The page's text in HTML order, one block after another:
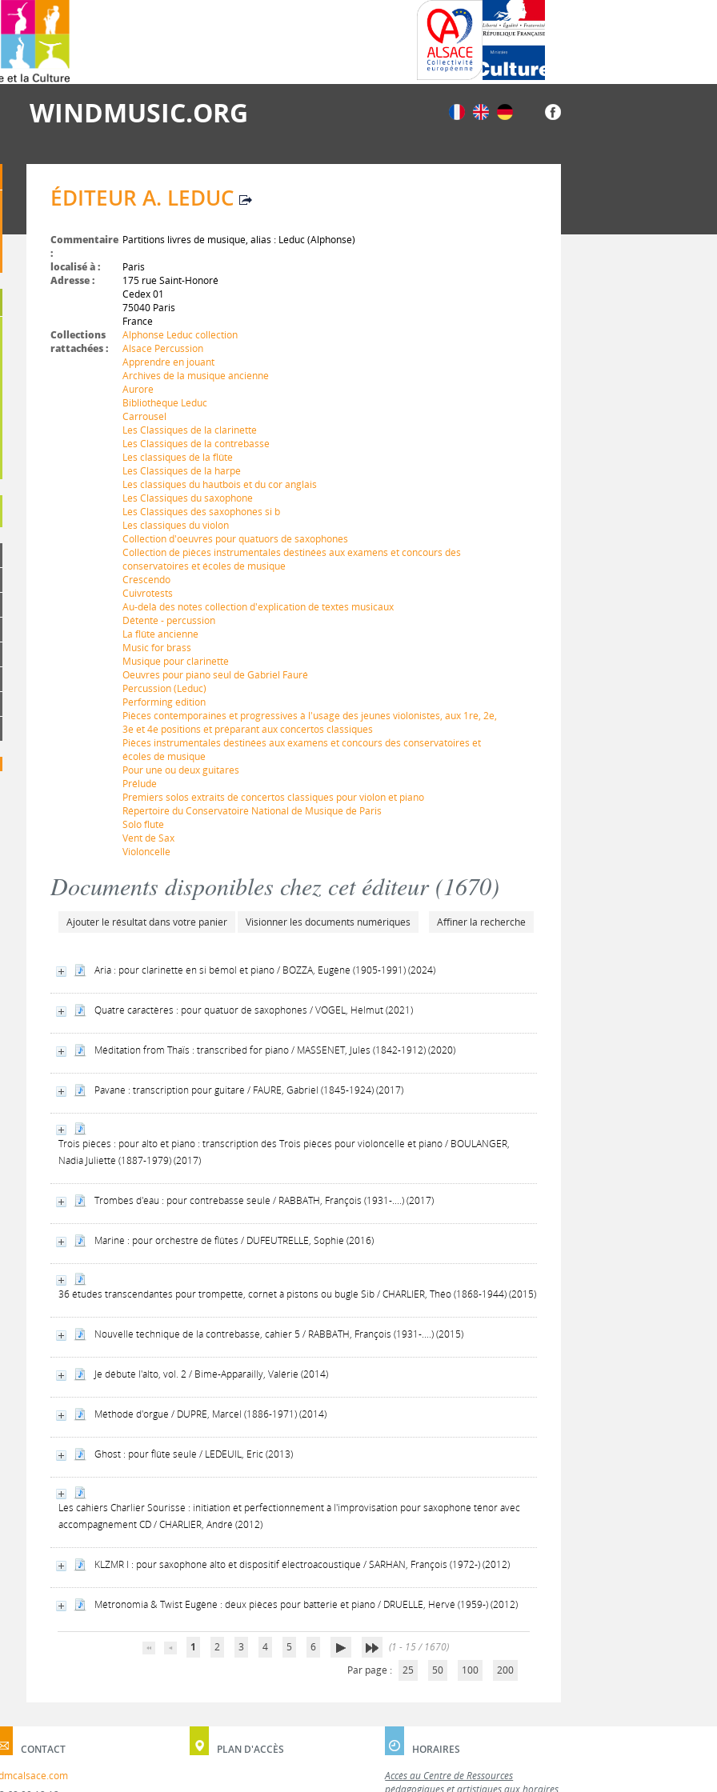
WINDMUSIC.ORG
ÉDITEUR A. LEDUC
Commentaire
:
Partitions livres de musique, alias : Leduc (Alphonse)
localisé à :
Paris
Adresse :
175 rue Saint-Honoré
Cedex 01
75040 Paris
France
Collections
rattachées :
Alphonse Leduc collection
Alsace Percussion
Apprendre en jouant
Archives de la musique ancienne
Aurore
Bibliothèque Leduc
Carrousel
Les Classiques de la clarinette
Les Classiques de la contrebasse
Les classiques de la flûte
Les Classiques de la harpe
Les classiques du hautbois et du cor anglais
Les Classiques du saxophone
Les Classiques des saxophones si b
Les classiques du violon
Collection d'oeuvres pour quatuors de saxophones
Collection de pièces instrumentales destinées aux examens et concours des
conservatoires et écoles de musique
Crescendo
Cuivrotests
Au-delà des notes collection d'explication de textes musicaux
Détente - percussion
La flûte ancienne
Music for brass
Musique pour clarinette
Oeuvres pour piano seul de Gabriel Fauré
Percussion (Leduc)
Performing edition
Pièces contemporaines et progressives à l'usage des jeunes violonistes, aux 1re, 2e,
3e et 4e positions et préparant aux concertos classiques
Pièces instrumentales destinées aux examens et concours des conservatoires et
écoles de musique
Pour une ou deux guitares
Prélude
Premiers solos extraits de concertos classiques pour violon et piano
Répertoire du Conservatoire National de Musique de Paris
Solo flute
Vent de Sax
Violoncelle
Documents disponibles chez cet éditeur (1670)
Ajouter le résultat dans votre panier Visionner les documents numériques Affiner la recherche
Aria : pour clarinette en si bémol et piano / BOZZA, Eugène (1905-1991) (2024)
Quatre caractères : pour quatuor de saxophones / VOGEL, Helmut (2021)
Méditation from Thaïs : transcribed for piano / MASSENET, Jules (1842-1912) (2020)
Pavane : transcription pour guitare / FAURE, Gabriel (1845-1924) (2017)
Trois pièces : pour alto et piano : transcription des Trois pièces pour violoncelle et piano / BOULANGER,
Nadia Juliette (1887-1979) (2017)
Trombes d'eau : pour contrebasse seule / RABBATH, François (1931-....) (2017)
Marine : pour orchestre de flûtes / DUFEUTRELLE, Sophie (2016)
36 études transcendantes pour trompette, cornet à pistons ou bugle Sib / CHARLIER, Théo (1868-1944) (2015)
Nouvelle technique de la contrebasse, cahier 5 / RABBATH, François (1931-....) (2015)
Je débute l'alto, vol. 2 / Bime-Apparailly, Valérie (2014)
Méthode d'orgue / DUPRE, Marcel (1886-1971) (2014)
Ghost : pour flûte seule / LEDEUIL, Eric (2013)
Les cahiers Charlier Sourisse : initiation et perfectionnement à l'improvisation pour saxophone ténor avec
accompagnement CD / CHARLIER, André (2012)
KLZMR I : pour saxophone alto et dispositif électroacoustique / SARHAN, François (1972-) (2012)
Métronomia & Twist Eugène : deux pièces pour batterie et piano / DRUELLE, Hervé (1959-) (2012)
1 2 3 4 5 6
(1 - 15 / 1670)
Par page :
25 50 100 200
CONTACT
PLAN D'ACCÈS
HORAIRES
Accès au Centre de Ressources
pédagogiques et artistiques aux horaires